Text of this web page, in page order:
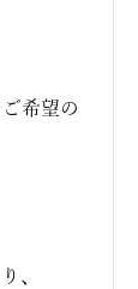
希望の
、